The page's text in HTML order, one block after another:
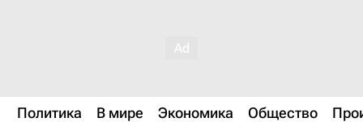
Политика В мире Экономика Общество